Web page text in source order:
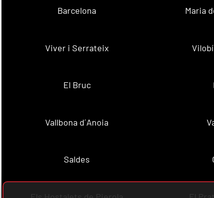
Barcelona Maria
Viver i Serrateix
El Bruc
Vallbona d´Anoia
Saldes